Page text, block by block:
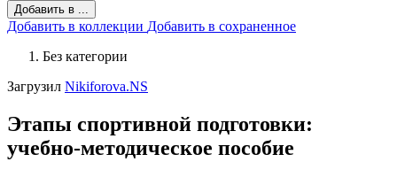
Добавить в ...
Добавить в коллекции Добавить в сохраненное
Без категории
Загрузил Nikiforova.NS
Этапы спортивной подготовки:
учебно-методическое пособие